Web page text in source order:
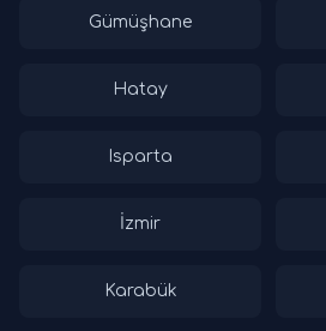
Gümüşhane
Hatay
Isparta
İzmir
Karabük